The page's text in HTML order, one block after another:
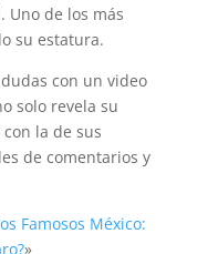
Uno de los más
su estatura.
con un video
solo revela su
la de sus
de comentarios y
Famosos México:
»